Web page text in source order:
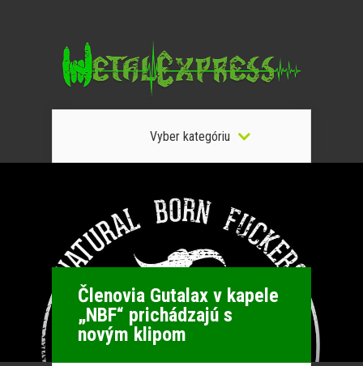
Vyber kategóriu
Členovia Gutalax v kapele
„NBF“ prichádzajú s
novým klipom